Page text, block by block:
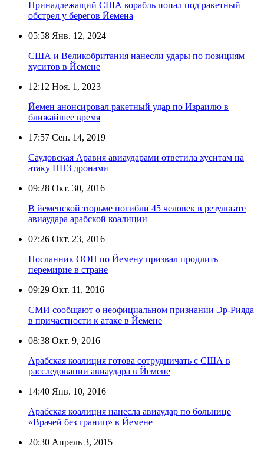
Принадлежащий США корабль попал под ракетный
обстрел у берегов Йемена
05:58 Янв. 12, 2024
США и Великобритания нанесли удары по позициям
хуситов в Йемене
12:12 Ноя. 1, 2023
Йемен анонсировал ракетный удар по Израилю в
ближайшее время
17:57 Сен. 14, 2019
Саудовская Аравия авиаударами ответила хуситам на
атаку НПЗ дронами
09:28 Окт. 30, 2016
В йеменской тюрьме погибли 45 человек в результате
авиаудара арабской коалиции
07:26 Окт. 23, 2016
Посланник ООН по Йемену призвал продлить
перемирие в стране
09:29 Окт. 11, 2016
СМИ сообщают о неофициальном признании Эр-Рияда
в причастности к атаке в Йемене
08:38 Окт. 9, 2016
Арабская коалиция готова сотрудничать с США в
расследовании авиаудара в Йемене
14:40 Янв. 10, 2016
Арабская коалиция нанесла авиаудар по больнице
«Врачей без границ» в Йемене
20:30 Апрель 3, 2015